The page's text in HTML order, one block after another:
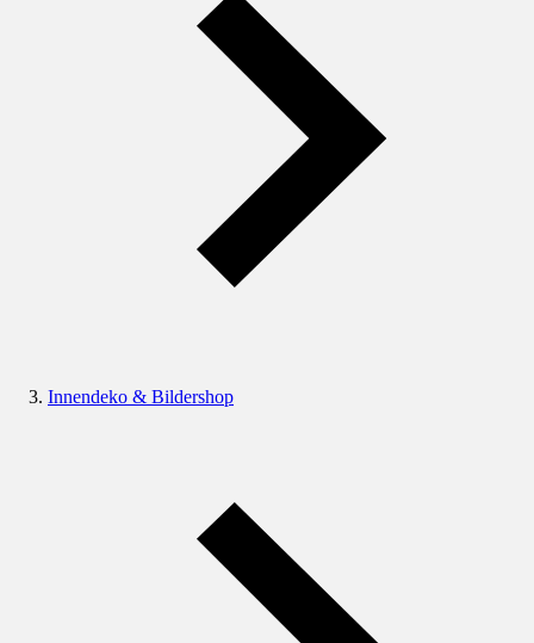
Innendeko & Bildershop